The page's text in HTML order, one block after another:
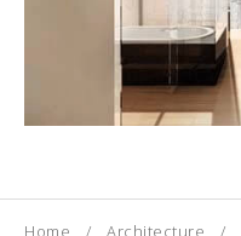
Home Architecture